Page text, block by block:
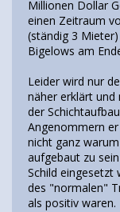
Millionen Dollar
einen Zeitraum
(ständig 3
Bigelows am
Leider wird nur
näher erklärt und
der
Angenommern
nicht ganz
aufgebaut zu
Schild eingesetzt
des "normalen"
als positiv waren.